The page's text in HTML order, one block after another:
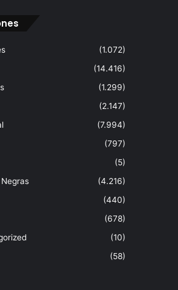
(1.072)
(14.416)
(1.299)
(2.147)
(7.994)
(797)
(5)
(4.216)
(440)
(678)
(10)
(58)